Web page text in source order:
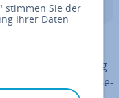
Kom­po­nen­te des
die sich in
und Ver­wal­tung
– häufig als Be­
" stimmen Sie der
Ihrer Daten